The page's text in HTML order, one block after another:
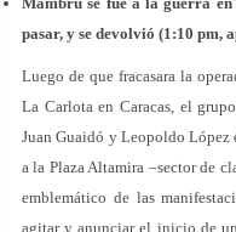
pasar, y se devolvió (1:10 pm,
Luego de que fracasara la
La Carlota en Caracas, el
Juan Guaidó y Leopoldo López
a la Plaza Altamira –sector de
emblemático de las
agitar y anunciar el inicio de